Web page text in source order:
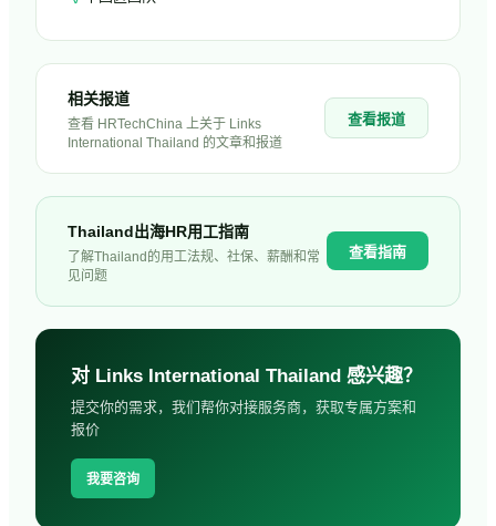
相关报道
查看 HRTechChina 上关于 Links
International Thailand 的文章和报道
查看报道
Thailand出海HR用工指南
了解Thailand的用工法规、社保、薪酬和常
见问题
查看指南
对 Links International Thailand 感兴趣？
提交你的需求，我们帮你对接服务商，获取专属方案和
报价
我要咨询